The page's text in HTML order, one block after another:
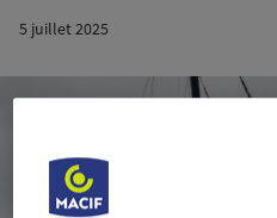
5 juillet 2025